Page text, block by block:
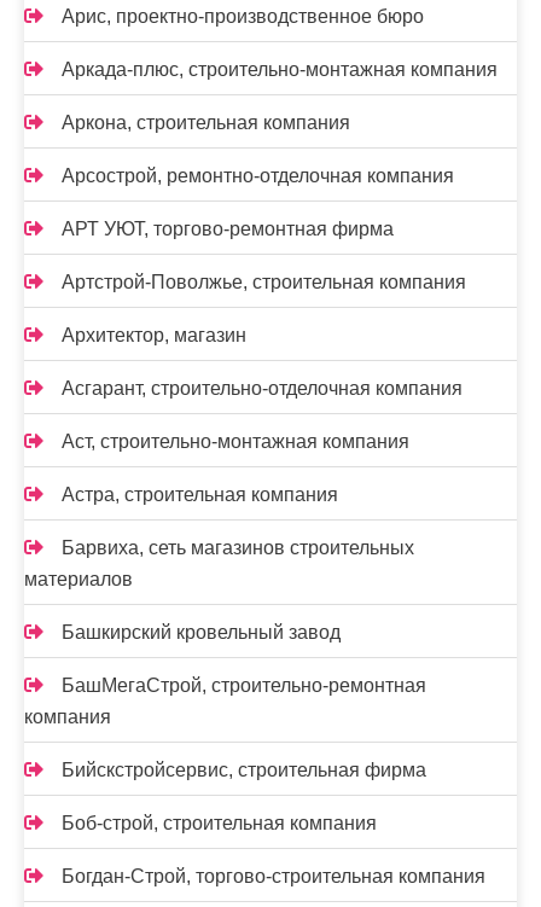
Арис, проектно-производственное бюро
Аркада-плюс, строительно-монтажная компания
Аркона, строительная компания
Арсострой, ремонтно-отделочная компания
АРТ УЮТ, торгово-ремонтная фирма
Артстрой-Поволжье, строительная компания
Архитектор, магазин
Асгарант, строительно-отделочная компания
Аст, строительно-монтажная компания
Астра, строительная компания
Барвиха, сеть магазинов строительных
материалов
Башкирский кровельный завод
БашМегаСтрой, строительно-ремонтная
компания
Бийскстройсервис, строительная фирма
Боб-строй, строительная компания
Богдан-Строй, торгово-строительная компания